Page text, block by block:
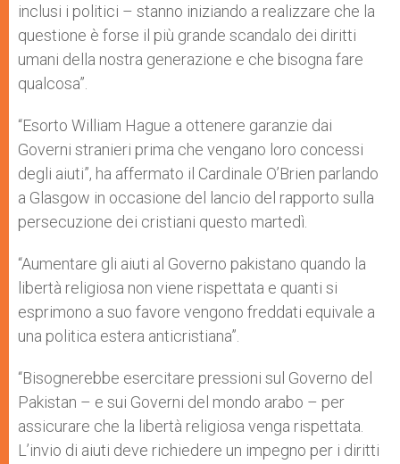
inclusi i politici – stanno iniziando a realizzare che la
questione è forse il più grande scandalo dei diritti
umani della nostra generazione e che bisogna fare
qualcosa”.
“Esorto William Hague a ottenere garanzie dai
Governi stranieri prima che vengano loro concessi
degli aiuti”, ha affermato il Cardinale O’Brien parlando
a Glasgow in occasione del lancio del rapporto sulla
persecuzione dei cristiani questo martedì.
“Aumentare gli aiuti al Governo pakistano quando la
libertà religiosa non viene rispettata e quanti si
esprimono a suo favore vengono freddati equivale a
una politica estera anticristiana”.
“Bisognerebbe esercitare pressioni sul Governo del
Pakistan – e sui Governi del mondo arabo – per
assicurare che la libertà religiosa venga rispettata.
L’invio di aiuti deve richiedere un impegno per i diritti